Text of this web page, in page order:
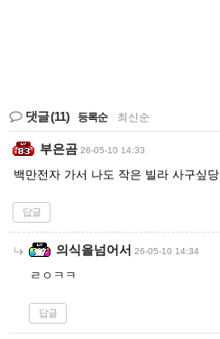
댓글(11) 등록순 최신순
부은곰 26-05-10 14:33
백만전자 가서 나도 작은 빌라 사구싶당
답글
의식을넘어서 26-05-10 14:34
ㄹㅇㅋㅋ
답글